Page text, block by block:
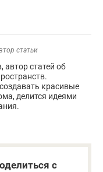
статьи
автор статей об
красивые
делится идеями
с